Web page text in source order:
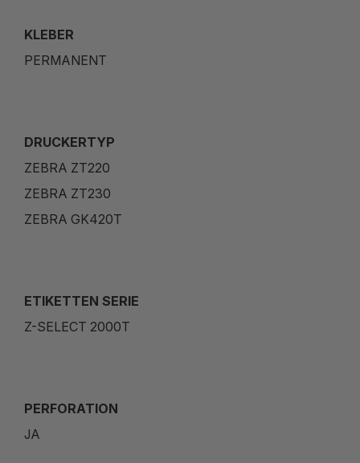
KLEBER
PERMANENT
DRUCKERTYP
ZEBRA ZT220
ZEBRA ZT230
ZEBRA GK420T
ETIKETTEN SERIE
Z-SELECT 2000T
PERFORATION
JA